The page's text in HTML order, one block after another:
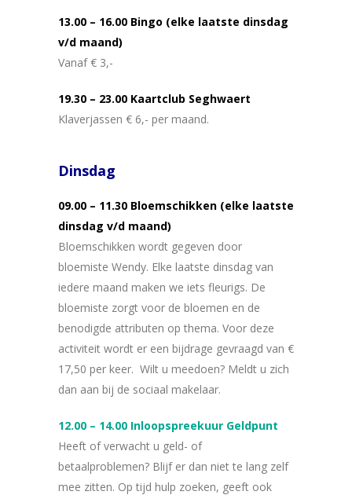
13.00 – 16.00 Bingo (elke laatste dinsdag
v/d maand)
Vanaf € 3,-
19.30 – 23.00 Kaartclub Seghwaert
Klaverjassen € 6,- per maand.
Dinsdag
09.00 – 11.30 Bloemschikken (elke laatste
dinsdag v/d maand)
Bloemschikken wordt gegeven door
bloemiste Wendy. Elke laatste dinsdag van
iedere maand maken we iets fleurigs. De
bloemiste zorgt voor de bloemen en de
benodigde attributen op thema. Voor deze
activiteit wordt er een bijdrage gevraagd van €
17,50 per keer. Wilt u meedoen? Meldt u zich
dan aan bij de sociaal makelaar.
12.00 – 14.00 Inloopspreekuur Geldpunt
Heeft of verwacht u geld- of
betaalproblemen? Blijf er dan niet te lang zelf
mee zitten. Op tijd hulp zoeken, geeft ook